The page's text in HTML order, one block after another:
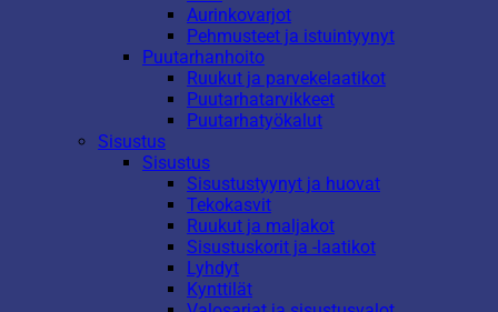
Aurinkovarjot
Pehmusteet ja istuintyynyt
Puutarhanhoito
Ruukut ja parvekelaatikot
Puutarhatarvikkeet
Puutarhatyökalut
Sisustus
Sisustus
Sisustustyynyt ja huovat
Tekokasvit
Ruukut ja maljakot
Sisustuskorit ja -laatikot
Lyhdyt
Kynttilät